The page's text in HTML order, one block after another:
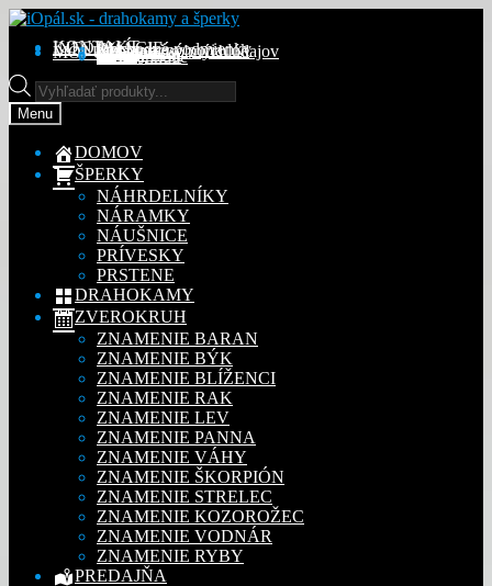
Preskočiť
navigáciu
Preskočiť
obsah
KONTAKT
INFORMÁCIE
Obchodné podmienky
Reklamačný poriadok
Ochrana osobných údajov
MÔJ ÚČETObjednávky
Adresy
Detaily účtu
Na stiahnutie
Products
search
Menu
DOMOV
ŠPERKY
NÁHRDELNÍKY
NÁRAMKY
NÁUŠNICE
PRÍVESKY
PRSTENE
DRAHOKAMY
ZVEROKRUH
ZNAMENIE BARAN
ZNAMENIE BÝK
ZNAMENIE BLÍŽENCI
ZNAMENIE RAK
ZNAMENIE LEV
ZNAMENIE PANNA
ZNAMENIE VÁHY
ZNAMENIE ŠKORPIÓN
ZNAMENIE STRELEC
ZNAMENIE KOZOROŽEC
ZNAMENIE VODNÁR
ZNAMENIE RYBY
PREDAJŇA